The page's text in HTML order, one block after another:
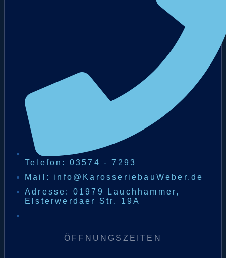
Telefon: 03574 - 7293
Mail: info@KarosseriebauWeber.de
Adresse: 01979 Lauchhammer,
Elsterwerdaer Str. 19A
ÖFFNUNGSZEITEN